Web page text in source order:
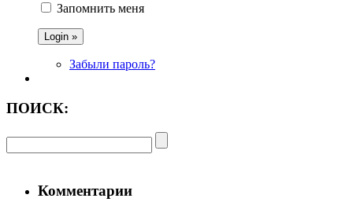
Запомнить меня
Забыли пароль?
ПОИСК:
Комментарии